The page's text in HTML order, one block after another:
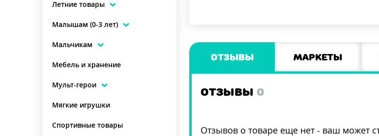
Отзывы Маркеты
ОТЗЫВЫ 0
Отзывов о товаре еще нет - ваш может
Летние товары
Малышам (0-3 лет)
Мальчикам
Мебель и хранение
Мульт-герои
Мягкие игрушки
Спортивные товары